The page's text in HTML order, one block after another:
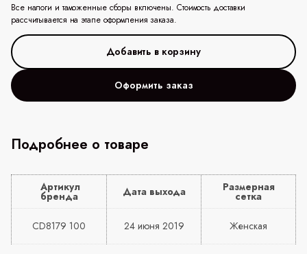
Все налоги и таможенные сборы включены. Стоимость доставки
рассчитывается на этапе оформления заказа.
Оформить заказ
Подробнее о товаре
Артикул
бренда Дата выхода Размерная
сетка
CD8179 100 24 июня 2019 Женская